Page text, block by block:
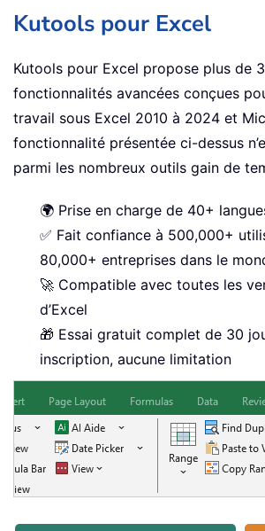
Kutools pour Excel
Kutools pour Excel propose plus de
fonctionnalités avancées conçues
travail sous Excel 2010 à 2024 et
fonctionnalité présentée ci-dessus
parmi les nombreux outils gain de
🌍 Prise en charge de 40+
✅ Fait confiance à 500,000+
80,000+ entreprises dans le
🚀 Compatible avec toutes les
d’Excel
🎁 Essai gratuit complet de 30
inscription, aucune limitation